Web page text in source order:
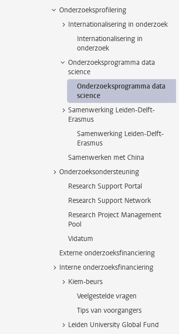
Onderzoeksprofilering
Internationalisering in onderzoek
Internationalisering in
onderzoek
Onderzoeksprogramma data
science
Onderzoeksprogramma data
science
Samenwerking Leiden-Delft-
Erasmus
Samenwerking Leiden-Delft-
Erasmus
Samenwerken met China
Onderzoeksondersteuning
Research Support Portal
Research Support Network
Research Project Management
Pool
Vidatum
Externe onderzoeksfinanciering
Interne onderzoeksfinanciering
Kiem-beurs
Veelgestelde vragen
Tips van voorgangers
Leiden University Global Fund